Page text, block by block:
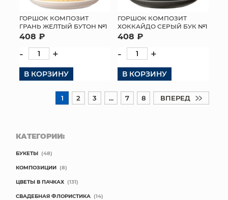
ГОРШОК КОМПОЗИТ
ГРАНЬ ЖЕЛТЫЙ БУТОН №1
408 ₽
- +
В КОРЗИНУ
ГОРШОК КОМПОЗИТ
ХОККАЙДО СЕРЫЙ БУК №1
408 ₽
- +
В КОРЗИНУ
1 2 3 ... 7 8 ВПЕРЕД
КАТЕГОРИИ:
БУКЕТЫ (48)
КОМПОЗИЦИИ (8)
ЦВЕТЫ В ПАЧКАХ (131)
СВАДЕБНАЯ ФЛОРИСТИКА (14)